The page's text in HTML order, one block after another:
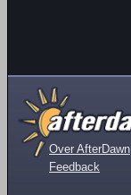
Over AfterDawn
Feedback